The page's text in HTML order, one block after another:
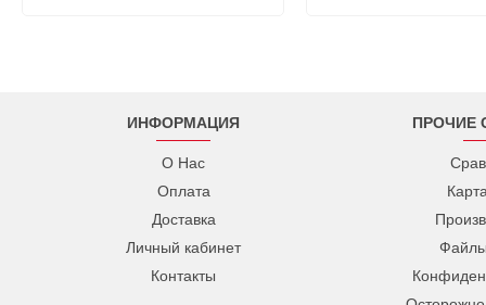
ИНФОРМАЦИЯ
О Нас
Оплата
Доставка
Личный кабинет
Контакты
ПРОЧИЕ